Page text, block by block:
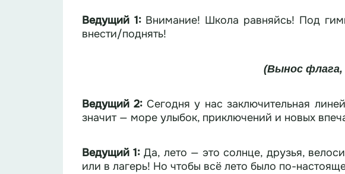
Ведущий 1: Внимание! Школа равняйсь! Под
внести/поднять!
(Вынос
Ведущий 2: Сегодня у нас заключительная
значит — море улыбок, приключений и новых
Ведущий 1: Да, лето — это солнце, друзья,
или в лагерь! Но чтобы всё лето было по-